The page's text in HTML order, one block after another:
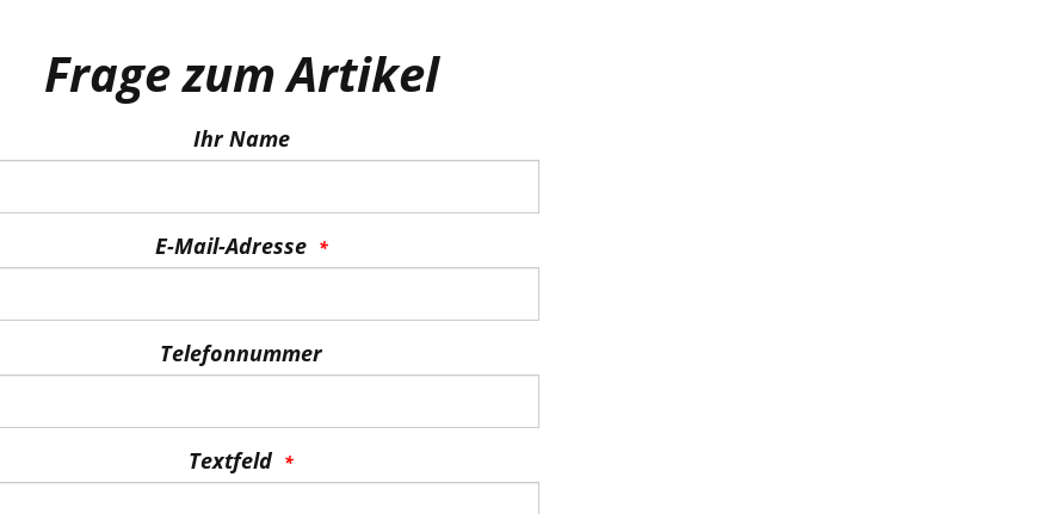
Frage zum Artikel
Ihr Name
E-Mail-Adresse
Telefonnummer
Textfeld